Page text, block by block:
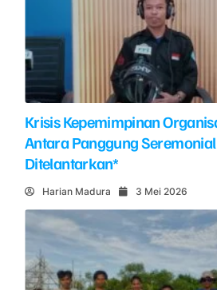
Krisis Kepemimpinan
Antara Panggung
Ditelantarkan*
Harian Madura 3 Mei 2026